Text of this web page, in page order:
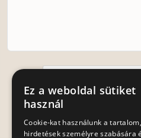
Ez a weboldal sütiket
használ
Cookie-kat használunk a
hirdetések személyre szabására